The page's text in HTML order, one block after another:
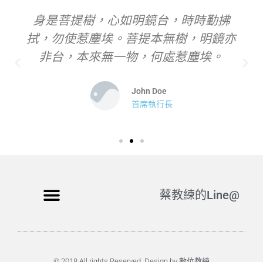
身是菩提樹，心如明鏡台，時時勤拂
拭，勿使惹塵埃。菩提本無樹，明鏡亦
非台，本來無一物，何處惹塵埃。
John Doe
首席執行長
蔡教練的Line@